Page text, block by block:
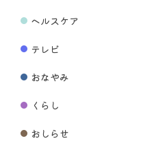
ヘルスケア
テレビ
おなやみ
くらし
おしらせ